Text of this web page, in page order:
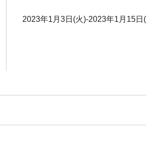
2023年1月3日(火)-2023年1月15日